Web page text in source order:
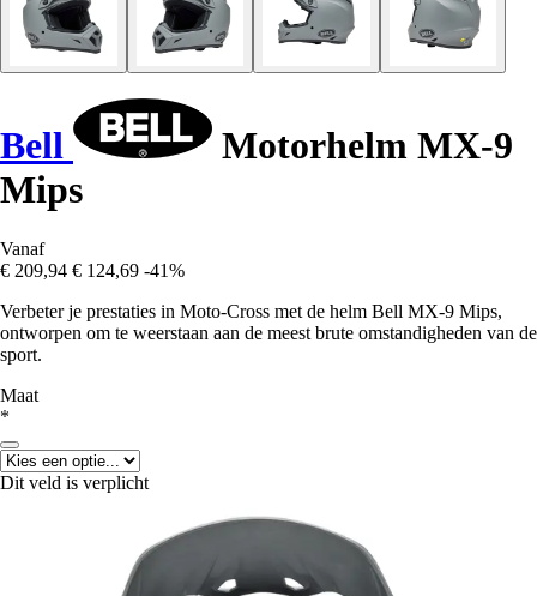
Bell
Motorhelm MX-9
Mips
Vanaf
€ 209,94 € 124,69 -41%
Verbeter je prestaties in Moto-Cross met de helm Bell MX-9 Mips,
ontworpen om te weerstaan aan de meest brute omstandigheden van de
sport.
Maat
*
Dit veld is verplicht